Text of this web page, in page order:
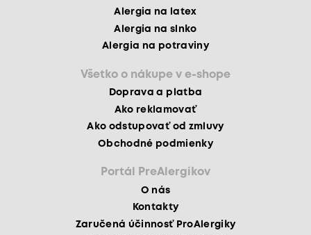
Alergia na latex
Alergia na slnko
Alergia na potraviny
Všetko o nákupe v e-shope
Doprava a platba
Ako reklamovať
Ako odstupovať od zmluvy
Obchodné podmienky
Portál PreAlergikov
O nás
Kontakty
Zaručená účinnosť ProAlergiky